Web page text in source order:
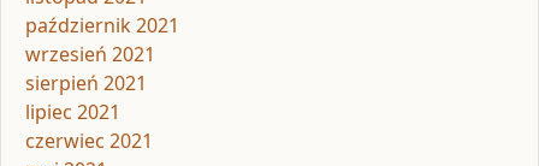
październik 2021
wrzesień 2021
sierpień 2021
lipiec 2021
czerwiec 2021